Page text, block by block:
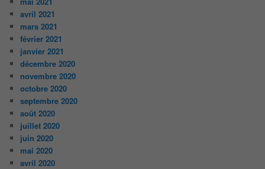
avril 2021
mars 2021
février 2021
janvier 2021
décembre 2020
novembre 2020
octobre 2020
septembre 2020
août 2020
juillet 2020
juin 2020
mai 2020
avril 2020